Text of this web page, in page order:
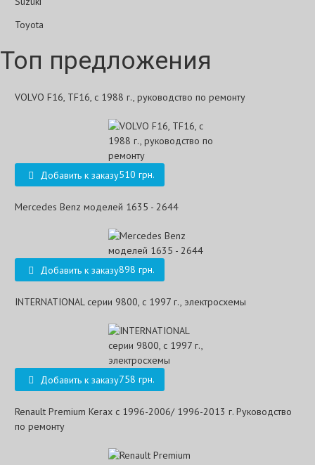
Toyota
Топ предложения
VOLVO F16, TF16, с 1988 г., руководство по ремонту
Добавить к заказу510 грн.
Mercedes Benz моделей 1635 - 2644
Добавить к заказу898 грн.
INTERNATIONAL серии 9800, с 1997 г., электросхемы
Добавить к заказу758 грн.
Renault Premium Kerax с 1996-2006/ 1996-2013 г. Руководство
по ремонту